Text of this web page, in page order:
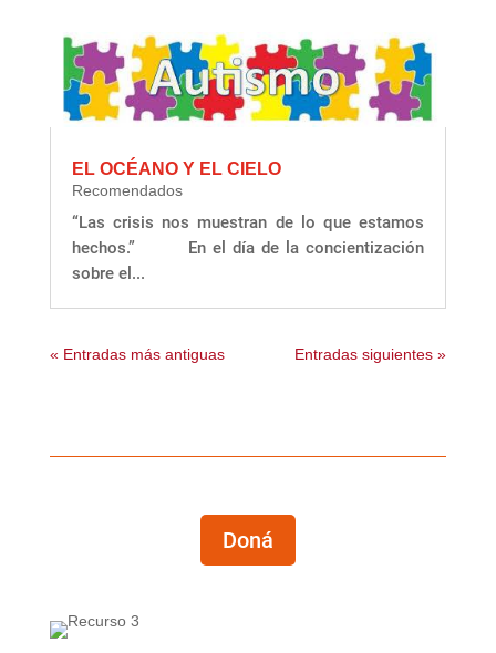
EL OCÉANO Y EL CIELO
Recomendados
“Las crisis nos muestran de lo que estamos
hechos.” En el día de la concientización
sobre el...
« Entradas más antiguas Entradas siguientes »
Doná